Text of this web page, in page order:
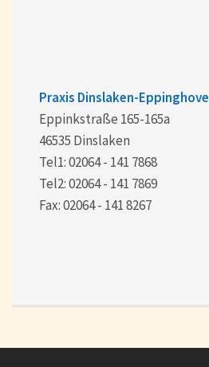
Praxis Dinslaken-Eppinghove
Eppinkstraße 165-165a
46535 Dinslaken
Tel1: 02064 - 141 7868
Tel2: 02064 - 141 7869
Fax: 02064 - 141 8267